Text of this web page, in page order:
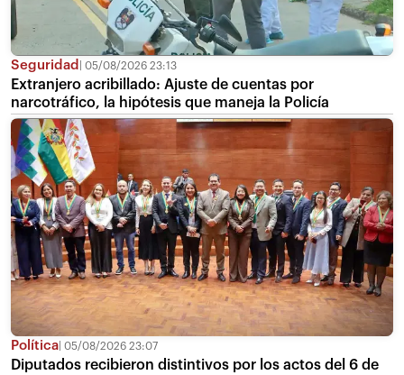
Seguridad 05/08/2026 23:13
Extranjero acribillado: Ajuste de cuentas por
narcotráfico, la hipótesis que maneja la Policía
Política 05/08/2026 23:07
Diputados recibieron distintivos por los actos del 6 de